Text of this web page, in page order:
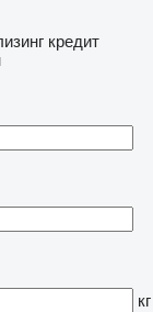
кредит
кг